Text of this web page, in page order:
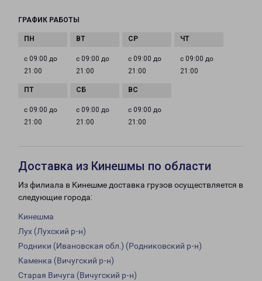
ГРАФИК РАБОТЫ
с 09:00 до
21:00
с 09:00 до
21:00
с 09:00 до
21:00
с 09:00 до
21:00
с 09:00 до
21:00
с 09:00 до
21:00
с 09:00 до
21:00
Доставка из Кинешмы по области
Из филиала в Кинешме доставка грузов осуществляется в
следующие города:
Кинешма
Лух (Лухский р-н)
Родники (Ивановская обл.) (Родниковский р-н)
Каменка (Вичугский р-н)
Старая Вичуга (Вичугский р-н)